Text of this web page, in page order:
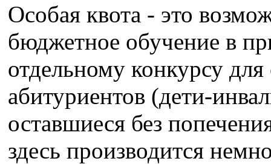
Особая квота - это
бюджетное обучение в
отдельному конкурсу
абитуриентов (дети-
оставшиеся без
здесь производится